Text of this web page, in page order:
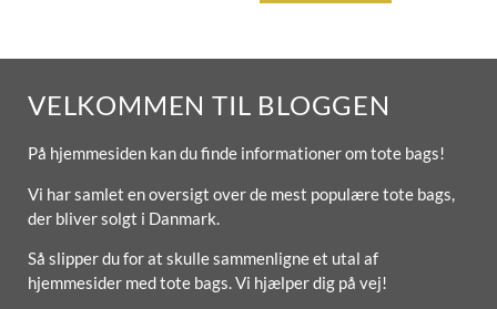
VELKOMMEN TIL BLOGGEN
På hjemmesiden kan du finde informationer om tote bags!
Vi har samlet en oversigt over de mest populære tote bags,
der bliver solgt i Danmark.
Så slipper du for at skulle sammenligne et utal af
hjemmesider med tote bags. Vi hjælper dig på vej!